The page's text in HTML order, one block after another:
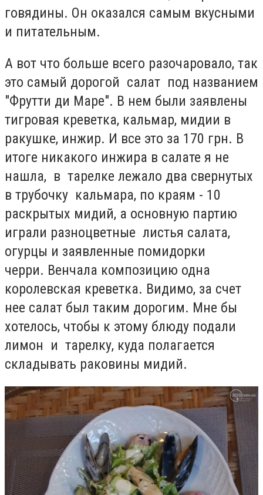
говядины. Он оказался самым вкусными
и питательным.
А вот что больше всего разочаровало, так
это самый дорогой салат под названием
"Фрутти ди Маре". В нем были заявлены
тигровая креветка, кальмар, мидии в
ракушке, инжир. И все это за 170 грн. В
итоге никакого инжира в салате я не
нашла, в тарелке лежало два свернутых
в трубочку кальмара, по краям - 10
раскрытых мидий, а основную партию
играли разноцветные листья салата,
огурцы и заявленные помидорки
черри. Венчала композицию одна
королевская креветка. Видимо, за счет
нее салат был таким дорогим. Мне бы
хотелось, чтобы к этому блюду подали
лимон и тарелку, куда полагается
складывать раковины мидий.